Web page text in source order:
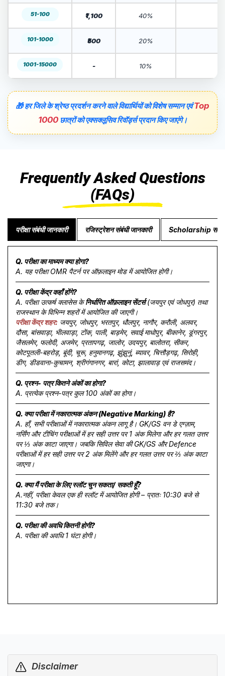
51-100 ₹1,100 40%
101-1000 ₹500 20%
1001-15000 - 10%
🎁 हर जिले के श्रेष्ठ प्रदर्शन करने वाले विद्यार्थियों को विशेष सम्मान एवंTop
1000छात्रों को एक्सक्लूसिव रिवॉर्ड्स प्रदान किए जाएंगे।
Frequently Asked Questions
(FAQs)
परीक्षा संबंधी जानकारी रजिस्ट्रेशन संबंधी जानकारी Scholarship संबंधी
Q. परीक्षा का माध्यम क्या होगा?
A. यह परीक्षा OMR पैटर्न पर ऑफ़लाइन मोड में आयोजित होगी।
Q. परीक्षा केंद्र कहाँ होंगे?
A. परीक्षा उत्कर्ष क्लासेस केनिर्धारित ऑफ़लाइन सेंटर्स(जयपुर एवं जोधपुर) तथा
राजस्थान के विभिन्न शहरों में आयोजित की जाएगी।
परीक्षा केंद्र शहर: जयपुर, जोधपुर, भरतपुर, धौलपुर, नागौर, करौली, अलवर,
दौसा, बांसवाड़ा, भीलवाड़ा, टोंक, पाली, बाड़मेर, सवाई माधोपुर, बीकानेर, डूंगरपुर,
जैसलमेर, फलोदी, अजमेर, प्रतापगढ़, जालोर, उदयपुर, बालोतरा, सीकर,
कोटपूतली-बहरोड़, बूंदी, चूरू, हनुमानगढ़, झुंझुनूं, ब्यावर, चित्तौड़गढ़, सिरोही,
डीग, डीडवाना-कुचामन, श्रीगंगानगर, बारां, कोटा, झालावाड़ एवं राजसमंद।
Q. प्रश्न- पत्र कितने अंकों का होगा?
A. प्रत्येक प्रश्न-पत्र कुल 100 अंकों का होगा।
Q. क्या परीक्षा में नकारात्मक अंकन (Negative Marking) है?
A. हाँ, सभी परीक्षाओं में नकारात्मक अंकन लागू है। GK/GS वन डे एग्ज़ाम,
नर्सिंग और टीचिंग परीक्षाओं में हर सही उत्तर पर 1 अंक मिलेगा और हर गलत उत्तर
पर ⅓ अंक काटा जाएगा। जबकि सिविल सेवा की GK/GS और Defence
परीक्षाओं में हर सही उत्तर पर 2 अंक मिलेंगे और हर गलत उत्तर पर ⅔ अंक काटा
जाएगा।
Q. क्या मैं परीक्षा के लिए स्लॉट चुन सकता/ सकती हूँ?
A.नहीं, परीक्षा केवल एक ही स्लॉट में आयोजित होगी – प्रातः 10:30 बजे से
11:30 बजे तक।
Q. परीक्षा की अवधि कितनी होगी?
A. परीक्षा की अवधि 1 घंटा होगी।
Disclaimer